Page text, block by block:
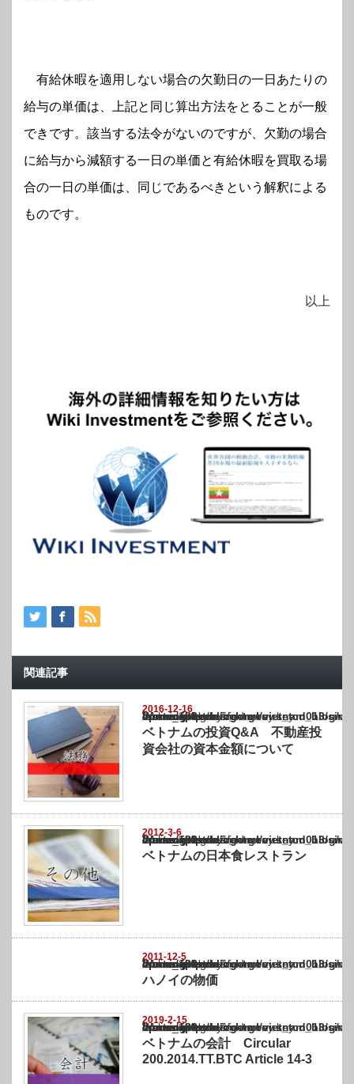
有給休暇を適用しない場合の欠勤日の一日あたりの
給与の単価は、上記と同じ算出方法をとることが一般
できです。該当する法令がないのですが、欠勤の場合
に給与から減額する一日の単価と有給休暇を買取る場
合の一日の単価は、同じであるべきという解釈による
ものです。
以上
関連記事
2016-12-16
Warning
: Undefined array key "show_category" in
/home/netst/kuno-cpa.co.jp/public_html/vietnam_blog/wp-content/themes/
on line183
ベトナムの投資Q&A 不動産投
資会社の資本金額について
2012-3-6
Warning
: Undefined array key "show_category" in
/home/netst/kuno-cpa.co.jp/public_html/vietnam_blog/wp-content/themes/
on line183
ベトナムの日本食レストラン
2011-12-5
Warning
: Undefined array key "show_category" in
/home/netst/kuno-cpa.co.jp/public_html/vietnam_blog/wp-content/themes/
on line183
ハノイの物価
2019-2-15
Warning
: Undefined array key "show_category" in
/home/netst/kuno-cpa.co.jp/public_html/vietnam_blog/wp-content/themes/
on line183
ベトナムの会計 Circular
200.2014.TT.BTC Article 14-3